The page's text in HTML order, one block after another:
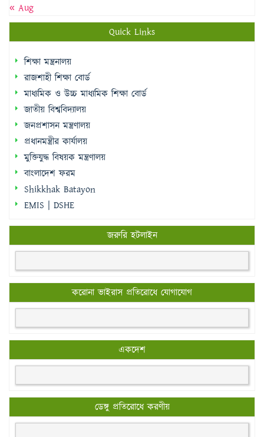
« Aug
Quick Links
শিক্ষা মন্ত্রনালয়
রাজশাহী শিক্ষা বোর্ড
মাধ্যমিক ও উচ্চ মাধ্যমিক শিক্ষা বোর্ড
জাতীয় বিশ্ববিদ্যালয়
জনপ্রশাসন মন্ত্রণালয়
প্রধানমন্ত্রীর কার্যালয়
মুক্তিযুদ্ধ বিষয়ক মন্ত্রণালয়
বাংলাদেশ ফরম
Shikkhak Batayon
EMIS | DSHE
জরুরি হটলাইন
করোনা ভাইরাস প্রতিরোধে যোগাযোগ
একদেশ
ডেঙ্গু প্রতিরোধে করণীয়